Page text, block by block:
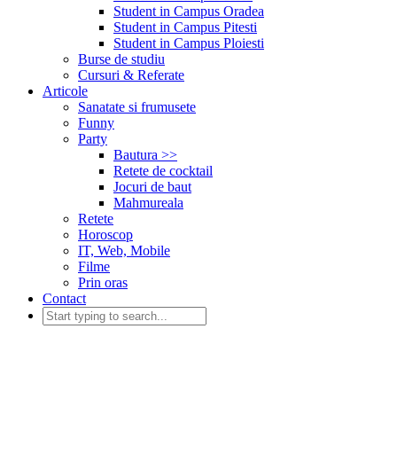
Student in Campus Oradea
Student in Campus Pitesti
Student in Campus Ploiesti
Burse de studiu
Cursuri & Referate
Articole
Sanatate si frumusete
Funny
Party
Bautura >>
Retete de cocktail
Jocuri de baut
Mahmureala
Retete
Horoscop
IT, Web, Mobile
Filme
Prin oras
Contact